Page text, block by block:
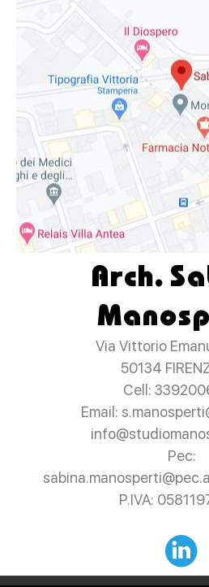
Arch.
Via Vittorio
50134
Cell:
Email:
Pec:
P.IVA: